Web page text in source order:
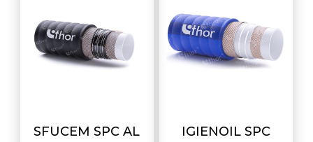
SFUCEM SPC AL
IGIENOIL SPC